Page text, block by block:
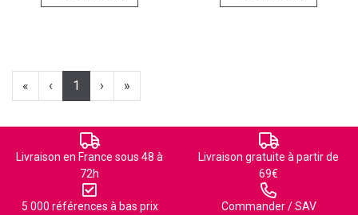
« ‹ 1 › »
Livraison en France sous 48 à
72h
Livraison gratuite à partir de
69€
5 000 références à bas prix
Commander / SAV